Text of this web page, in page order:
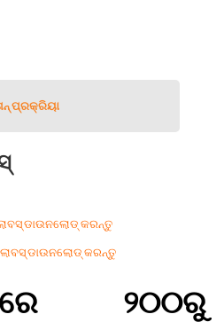
ପ୍ରକ୍ରିୟା
ଡାଉନଲୋଡ୍ କରନ୍ତୁ
ଡାଉନଲୋଡ୍ କରନ୍ତୁ
୨୦୦ରୁ